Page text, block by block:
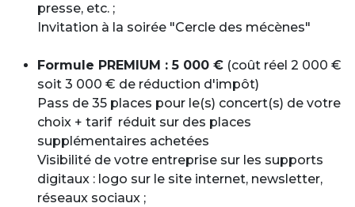
presse, etc. ;
Invitation à la soirée "Cercle des mécènes"
Formule PREMIUM : 5 000 € (coût réel 2 000 €
soit 3 000 € de réduction d'impôt)
Pass de 35 places pour le(s) concert(s) de votre
choix + tarif réduit sur des places
supplémentaires achetées
Visibilité de votre entreprise sur les supports
digitaux : logo sur le site internet, newsletter,
réseaux sociaux ;